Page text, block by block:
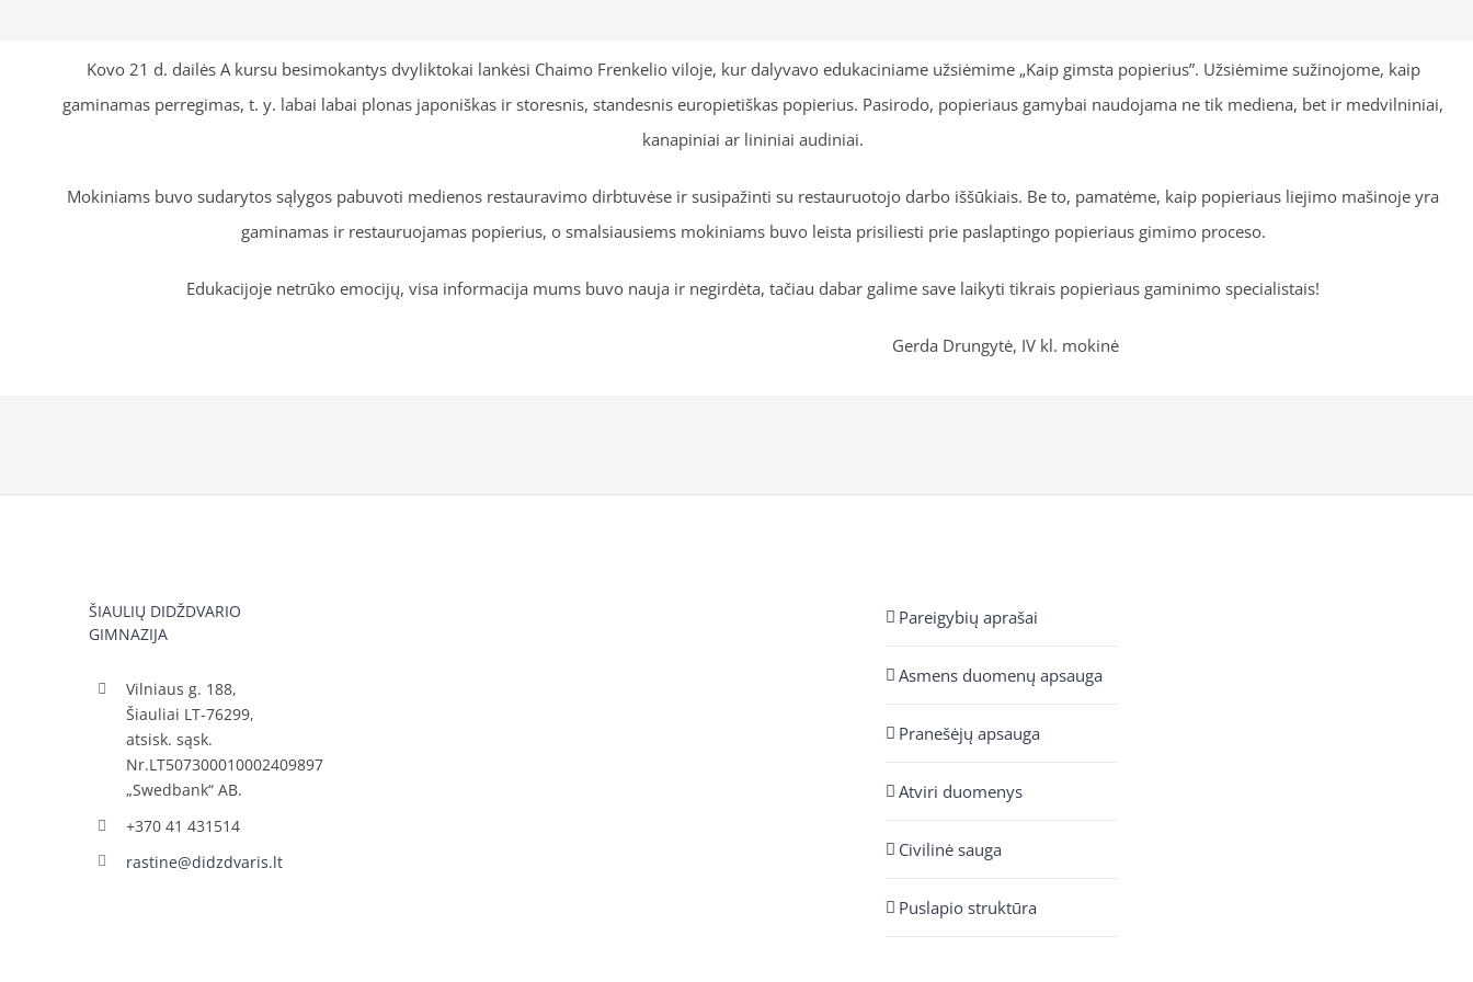
Kovo 21 d. dailės A kursu besimokantys dvyliktokai lankėsi Chaimo Frenkelio viloje, kur dalyvavo edukaciniame užsiėmime „Kaip gimsta popierius”. Užsiėmime sužinojome, kaip
gaminamas perregimas, t. y. labai labai plonas japoniškas ir storesnis, standesnis europietiškas popierius. Pasirodo, popieriaus gamybai naudojama ne tik mediena, bet ir medvilniniai,
kanapiniai ar lininiai audiniai.
Mokiniams buvo sudarytos sąlygos pabuvoti medienos restauravimo dirbtuvėse ir susipažinti su restauruotojo darbo iššūkiais. Be to, pamatėme, kaip popieriaus liejimo mašinoje yra
gaminamas ir restauruojamas popierius, o smalsiausiems mokiniams buvo leista prisiliesti prie paslaptingo popieriaus gimimo proceso.
Edukacijoje netrūko emocijų, visa informacija mums buvo nauja ir negirdėta, tačiau dabar galime save laikyti tikrais popieriaus gaminimo specialistais!
Gerda Drungytė, IV kl. mokinė
ŠIAULIŲ DIDŽDVARIO
GIMNAZIJA
Vilniaus g. 188,
Šiauliai LT-76299,
atsisk. sąsk.
Nr.LT507300010002409897
„Swedbank“ AB.
+370 41 431514
rastine@didzdvaris.lt
Pareigybių aprašai
Asmens duomenų apsauga
Pranešėjų apsauga
Atviri duomenys
Civilinė sauga
Puslapio struktūra